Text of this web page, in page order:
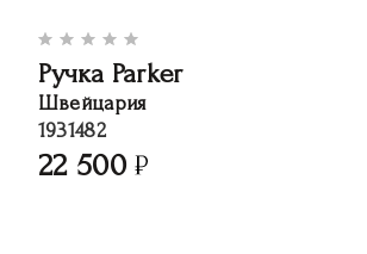
Ручка Parker
Швейцария
1931482
22 500